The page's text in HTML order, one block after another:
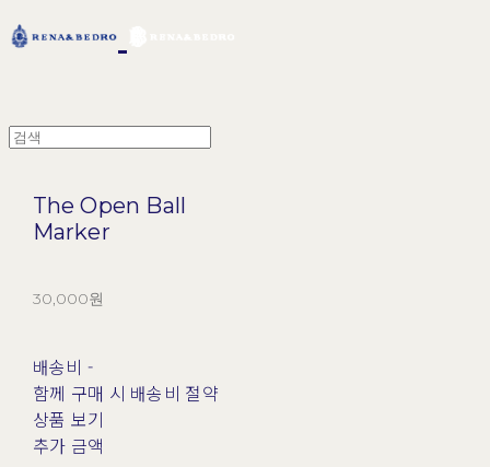
The Open Ball
Marker
30,000원
배송비 -
함께 구매 시 배송비 절약
상품 보기
추가 금액